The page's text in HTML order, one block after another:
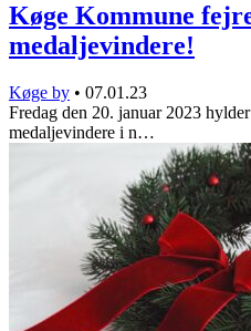
Køge Kommune
medaljevindere!
Køge by • 07.01.23
Fredag den 20. januar 2023
medaljevindere i n…